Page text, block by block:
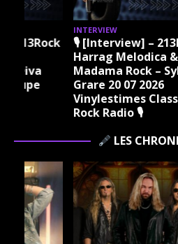
🎙 [Interview] – 213Rock
Harrag Melodica &
Madama Rock – Sylvie
Grare 20 07 2026
Vinylestimes Classic
Rock Radio 🎙
🎙
LES